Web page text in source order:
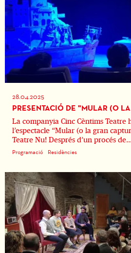
28.04.2025
PRESENTACIÓ DE "MULAR (O
La companyia Cinc Cèntims Teatre
l’espectacle “Mular (o la gran
Teatre Nu! Després d’un procés
Programació Residències